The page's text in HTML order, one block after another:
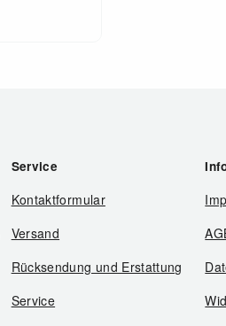
Service
Kontaktformular
Versand
Rücksendung und Erstattung
Service